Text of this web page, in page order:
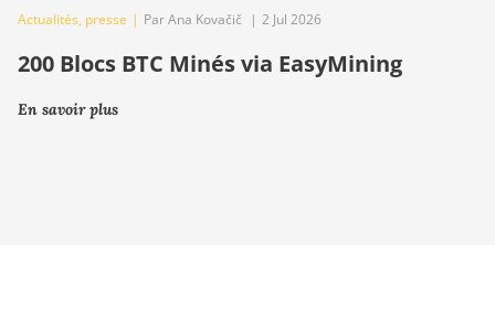
Actualités, presse | Par Ana Kovačič | 2 Jul 2026
200 Blocs BTC Minés via EasyMining
En savoir plus